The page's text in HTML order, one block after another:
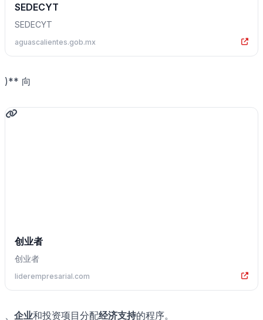
SEDECYT
SEDECYT
aguascalientes.gob.mx
)** 向
创业者
创业者
liderempresarial.com
企业和投资项目分配经济支持的程序。